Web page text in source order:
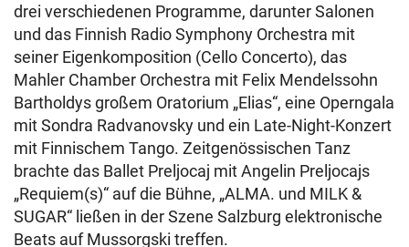
drei verschiedenen Programme, darunter Salonen
und das Finnish Radio Symphony Orchestra mit
seiner Eigenkomposition (Cello Concerto), das
Mahler Chamber Orchestra mit Felix Mendelssohn
Bartholdys großem Oratorium „Elias“, eine Operngala
mit Sondra Radvanovsky und ein Late-Night-Konzert
mit Finnischem Tango. Zeitgenössischen Tanz
brachte das Ballet Preljocaj mit Angelin Preljocajs
„Requiem(s)“ auf die Bühne, „ALMA. und MILK &
SUGAR“ ließen in der Szene Salzburg elektronische
Beats auf Mussorgski treffen.